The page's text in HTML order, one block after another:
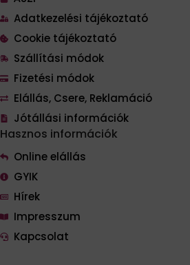
Adatkezelési tájékoztató
Cookie tájékoztató
Szállítási módok
Fizetési módok
Elállás, Csere, Reklamáció
Jótállási információk
Hasznos információk
Online elállás
GYIK
Hírek
Impresszum
Kapcsolat